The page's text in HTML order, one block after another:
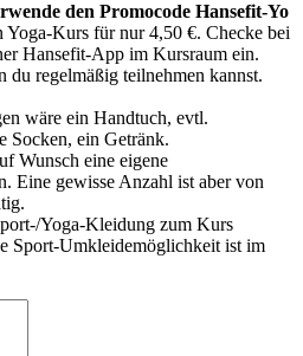
den Promocode Hansefit-Yo
Yoga-Kurs für nur 4,50 €. Checke bei
Hansefit-App im Kursraum ein.
du regelmäßig teilnehmen kannst.
wäre ein Handtuch, evtl.
Socken, ein Getränk.
Wunsch eine eigene
Eine gewisse Anzahl ist aber von
Yoga-Kleidung zum Kurs
Sport-Umkleidemöglichkeit ist im